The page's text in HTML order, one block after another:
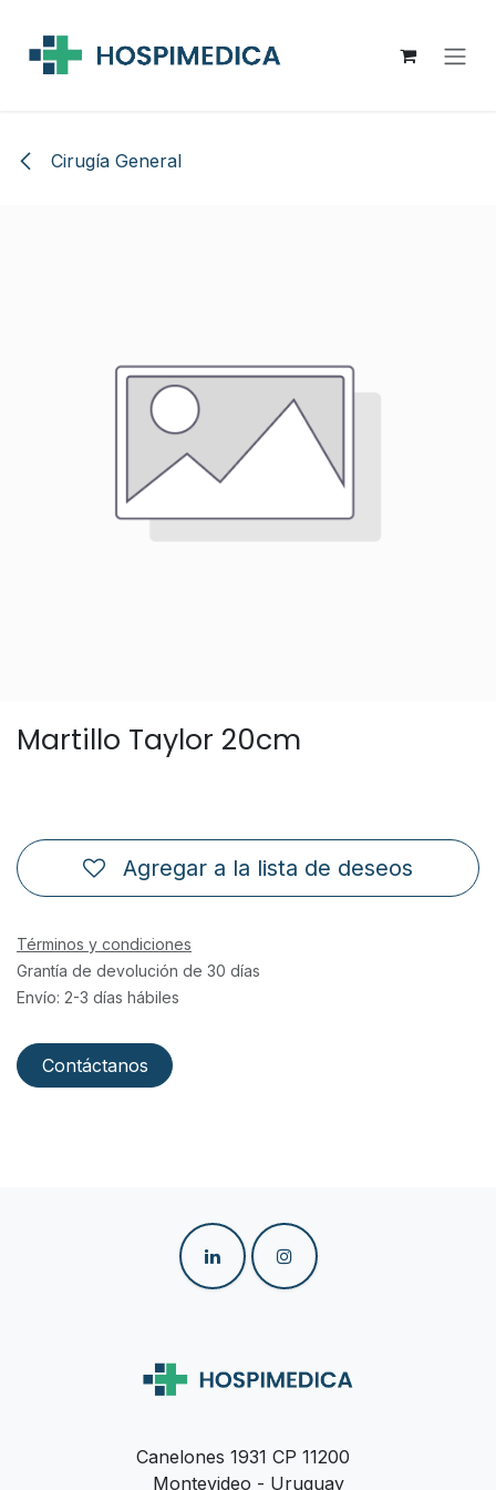
Cirugía General
Martillo Taylor 20cm
Agregar a la lista de deseos
Términos y condiciones
Grantía de devolución de 30 días
Envío: 2-3 días hábiles
Contáctanos
Canelones 1931 CP 11200
Montevideo - Uruguay